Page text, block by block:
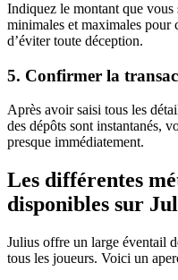
Indiquez le montant que
minimales et maximales pour
d’éviter toute déception.
5. Confirmer la
Après avoir saisi tous les
des dépôts sont instantanés,
presque immédiatement.
Les différentes
disponibles sur
Julius offre un large éventail
tous les joueurs. Voici un